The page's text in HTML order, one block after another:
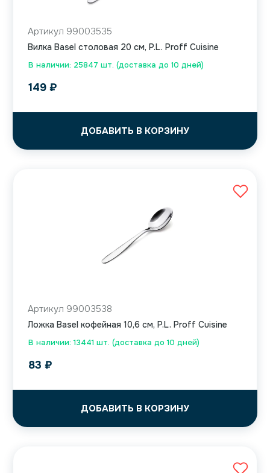
В наличии: 25847 шт. (доставка до 10 дней)
Артикул 99003535
Вилка Basel столовая 20 см, P.L. Proff Cuisine
149 ₽
ДОБАВИТЬ В КОРЗИНУ
В наличии: 13441 шт. (доставка до 10 дней)
Артикул 99003538
Ложка Basel кофейная 10,6 см, P.L. Proff Cuisine
83 ₽
ДОБАВИТЬ В КОРЗИНУ